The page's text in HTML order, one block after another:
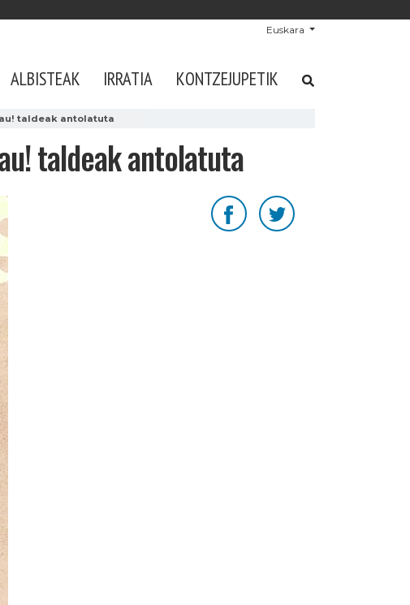
Euskara
ALBISTEAK IRRATIA KONTZEJUPETIK
taldeak antolatuta
taldeak antolatuta